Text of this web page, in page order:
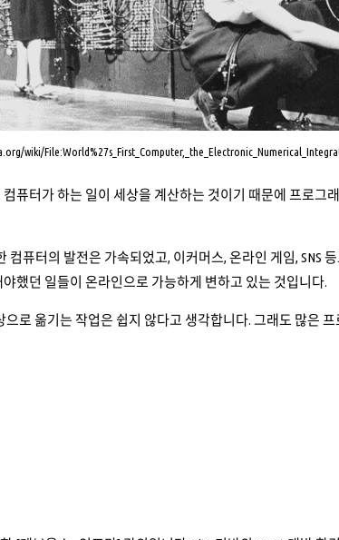
wiki/
퓨터가 하는 일이 세상을 계산하는 것이기 때문에 프로그
컴퓨터의 발전은 가속되었고, 이커머스, 온라인 게임, SNS
했던 일들이 온라인으로 가능하게 변하고 있는 것입니다.
로 옮기는 작업은 쉽지 않다고 생각합니다. 그래도 많은